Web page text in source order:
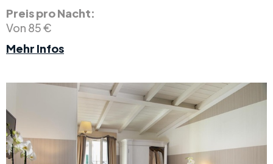
Preis pro Nacht:
Von 85 €
Mehr Infos